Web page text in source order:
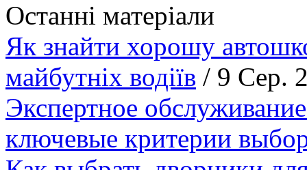
Останні матеріали
Як знайти хорошу
майбутніх водіїв / 9 Сер.
Экспертное
ключевые критерии